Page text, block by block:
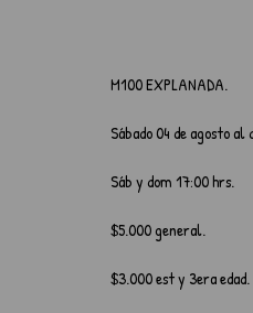
M100 EXPLANADA.
Sábado 04 de agosto
Sáb y dom 17:00 hrs.
$5.000 general.
$3.000 est y 3era edad.